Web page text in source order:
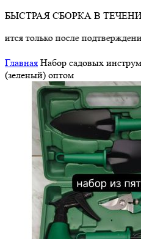
БЫСТРАЯ СБОРКА В
после подтверждения
Главная Набор садовых
(зеленый) оптом